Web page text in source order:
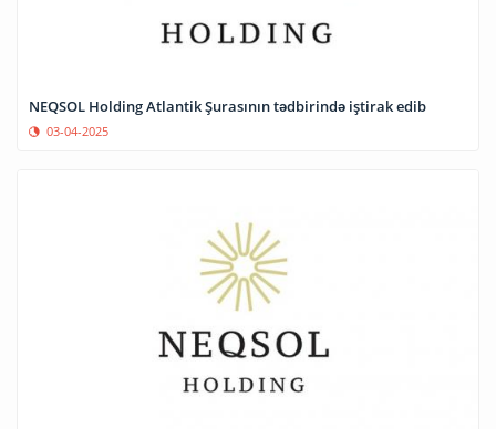
NEQSOL Holding Atlantik Şurasının tədbirində iştirak edib
03-04-2025